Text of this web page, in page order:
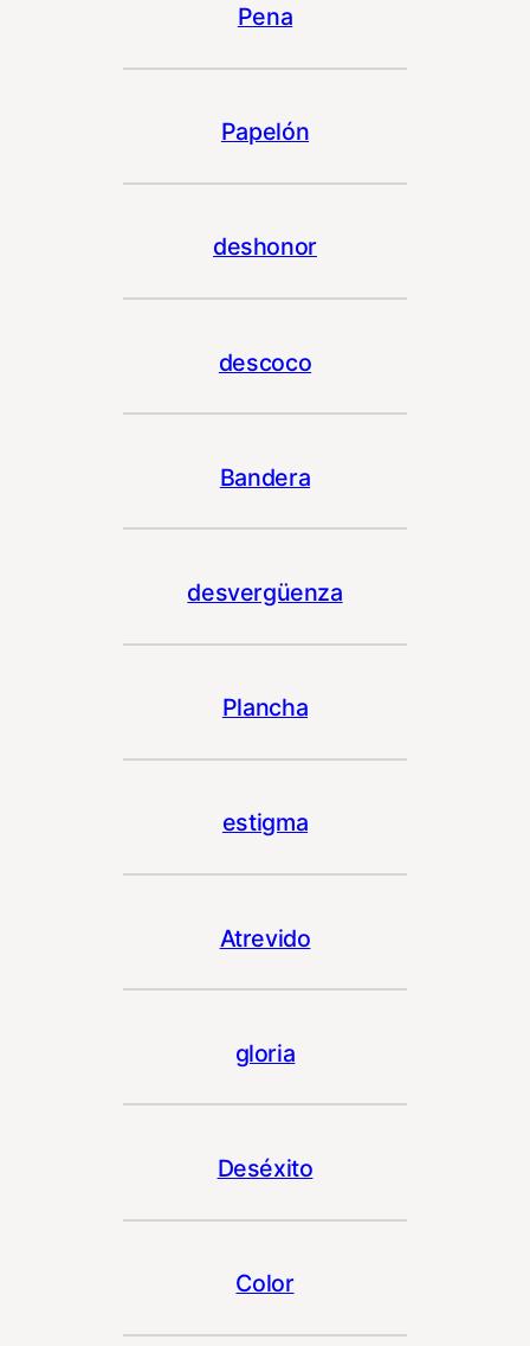
Pena
Papelón
deshonor
descoco
Bandera
desvergüenza
Plancha
estigma
Atrevido
gloria
Deséxito
Color